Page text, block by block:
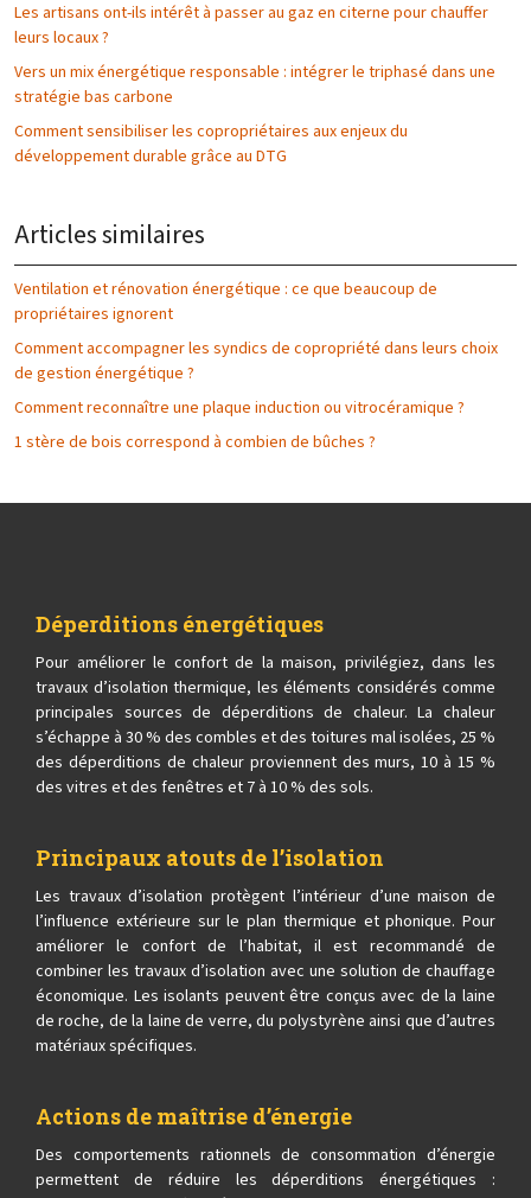
Les artisans ont-ils intérêt à passer au gaz en citerne pour chauffer
leurs locaux ?
Vers un mix énergétique responsable : intégrer le triphasé dans une
stratégie bas carbone
Comment sensibiliser les copropriétaires aux enjeux du
développement durable grâce au DTG
Articles similaires
Ventilation et rénovation énergétique : ce que beaucoup de
propriétaires ignorent
Comment accompagner les syndics de copropriété dans leurs choix
de gestion énergétique ?
Comment reconnaître une plaque induction ou vitrocéramique ?
1 stère de bois correspond à combien de bûches ?
Déperditions énergétiques
Pour améliorer le confort de la maison, privilégiez, dans les
travaux d’isolation thermique, les éléments considérés comme
principales sources de déperditions de chaleur. La chaleur
s’échappe à 30 % des combles et des toitures mal isolées, 25 %
des déperditions de chaleur proviennent des murs, 10 à 15 %
des vitres et des fenêtres et 7 à 10 % des sols.
Principaux atouts de l’isolation
Les travaux d’isolation protègent l’intérieur d’une maison de
l’influence extérieure sur le plan thermique et phonique. Pour
améliorer le confort de l’habitat, il est recommandé de
combiner les travaux d’isolation avec une solution de chauffage
économique. Les isolants peuvent être conçus avec de la laine
de roche, de la laine de verre, du polystyrène ainsi que d’autres
matériaux spécifiques.
Actions de maîtrise d’énergie
Des comportements rationnels de consommation d’énergie
permettent de réduire les déperditions énergétiques :